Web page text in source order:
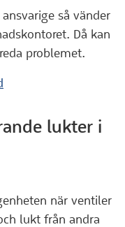
så vänder
Då kan
problemet.
lukter i
när ventiler
lukt från andra